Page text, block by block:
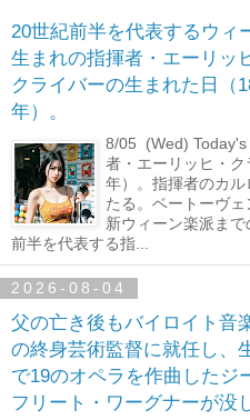
20世紀前半を代表するウィ
生まれの指揮者・エーリッ
クライバーの生まれた日（
年）。
8/05 (Wed) Today's
者・エーリッヒ・
年）。指揮者のカ
たる。ベートーヴ
新ウィーン楽派ま
前半を代表する指...
2026-08-04
父の亡き後もバイロイト音
の終身芸術監督に就任し、
で19のオペラを作曲したジ
フリート・ワーグナーが没